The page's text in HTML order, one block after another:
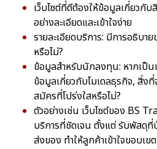
เว็บไซต์ที่ดีต้องให้ข้อมูลเกี่ยวกั
อย่างละเอียดและเข้าใจง่าย
รายละเอียดบริการ: มีการอธิบา
หรือไม่?
ข้อมูลสำหรับนักลงทุน: หากเป็น
ข้อมูลเกี่ยวกับโมเดลธุรกิจ, สิ่ง
สมัครที่โปร่งใสหรือไม่?
ตัวอย่างเช่น เว็บไซต์ของ BS
บริการที่ชัดเจน ตั้งแต่ รับพัสดุที่
ส่งของ ทำให้ลูกค้าเข้าใจขอบเ